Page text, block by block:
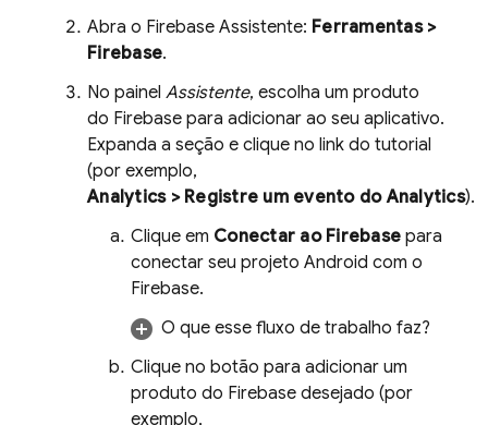
Abra o Firebase Assistente: Ferramentas >
Firebase.
No painel Assistente, escolha um produto
do Firebase para adicionar ao seu aplicativo.
Expanda a seção e clique no link do tutorial
(por exemplo,
Analytics> Registre um evento do Analytics).
Clique em Conectar ao Firebase para
conectar seu projeto Android com o
Firebase.
O que esse fluxo de trabalho faz?
Clique no botão para adicionar um
produto do Firebase desejado (por
exemplo,